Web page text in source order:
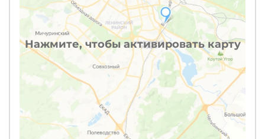
Нажмите, чтобы активировать карту